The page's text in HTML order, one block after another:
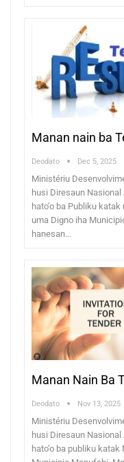
Manan nain ba
Deodato Dec 5, 2025
Ministériu
husi Diresaun
hato’o ba Publiku
uma Digno iha
hanesan…
Manan Nain Ba
Deodato Nov 13, 2025
Ministériu
husi Diresaun
hato’o ba publiku